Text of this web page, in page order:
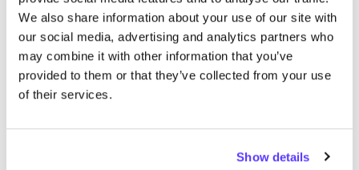
We also share information about your use of our site with
our social media, advertising and analytics partners who
may combine it with other information that you’ve
provided to them or that they’ve collected from your use
of their services.
Show details
Ropa Accesorios